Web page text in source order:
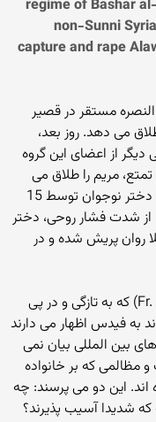
regime of Bashar
non-Sunni
capture and rape
النصره مستقر در قصیر
می دهد. روز بعد،
دیگر از اعضای این گروه
مریم را طلاق می
دهد. این کار به مدت15 روز ادامه می یابد و دختر نوجوان توسط 15
از شدت فشار روحی، دختر
روان پریش شده و در
دو کشیش کاتولیک (Fr. Issam and Fr. Elias) که به تازگی و در پی
به فیدس اظهار می دارند
بین المللی بیان نمی
مظالمی که بر خانواده
این دو می پرسند: چه
شدیدا آسیب پذیرند؟